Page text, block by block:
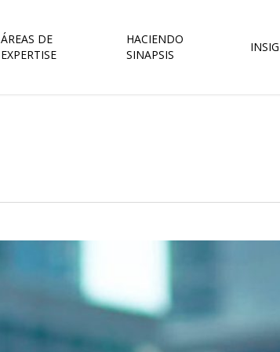
ÁREAS DE
EXPERTISE
HACIENDO
SINAPSIS